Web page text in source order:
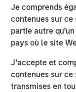
Je comprends
contenues sur ce
partie autre
pays où le site
J’accepte et
contenues sur ce
transmises en
angebot.de.
Frankfurt am
Kublai GmbH
Important note:
This